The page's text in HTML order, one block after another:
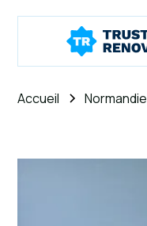
Accueil Normandie